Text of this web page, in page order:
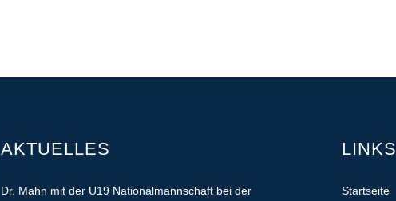
AKTUELLES
Dr. Mahn mit der U19 Nationalmannschaft bei der
LINKS
Startseite